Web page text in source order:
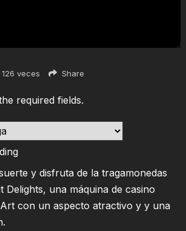
126 veces Share
required fields.
y disfruta de la tragamonedas
Delights, una máquina de casino
con un aspecto atractivo y y una